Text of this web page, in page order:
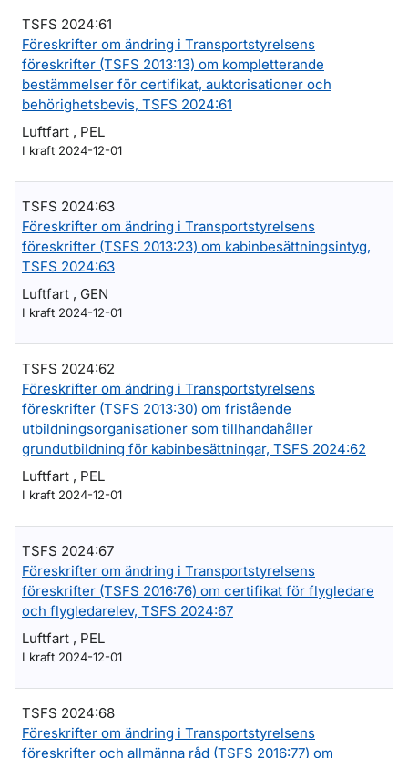
TSFS 2024:61
Föreskrifter om ändring i Transportstyrelsens
föreskrifter (TSFS 2013:13) om kompletterande
bestämmelser för certifikat, auktorisationer och
behörighetsbevis, TSFS 2024:61
Luftfart , PEL
I kraft 2024-12-01
TSFS 2024:63
Föreskrifter om ändring i Transportstyrelsens
föreskrifter (TSFS 2013:23) om kabinbesättningsintyg,
TSFS 2024:63
Luftfart , GEN
I kraft 2024-12-01
TSFS 2024:62
Föreskrifter om ändring i Transportstyrelsens
föreskrifter (TSFS 2013:30) om fristående
utbildningsorganisationer som tillhandahåller
grundutbildning för kabinbesättningar, TSFS 2024:62
Luftfart , PEL
I kraft 2024-12-01
TSFS 2024:67
Föreskrifter om ändring i Transportstyrelsens
föreskrifter (TSFS 2016:76) om certifikat för flygledare
och flygledarelev, TSFS 2024:67
Luftfart , PEL
I kraft 2024-12-01
TSFS 2024:68
Föreskrifter om ändring i Transportstyrelsens
föreskrifter och allmänna råd (TSFS 2016:77) om